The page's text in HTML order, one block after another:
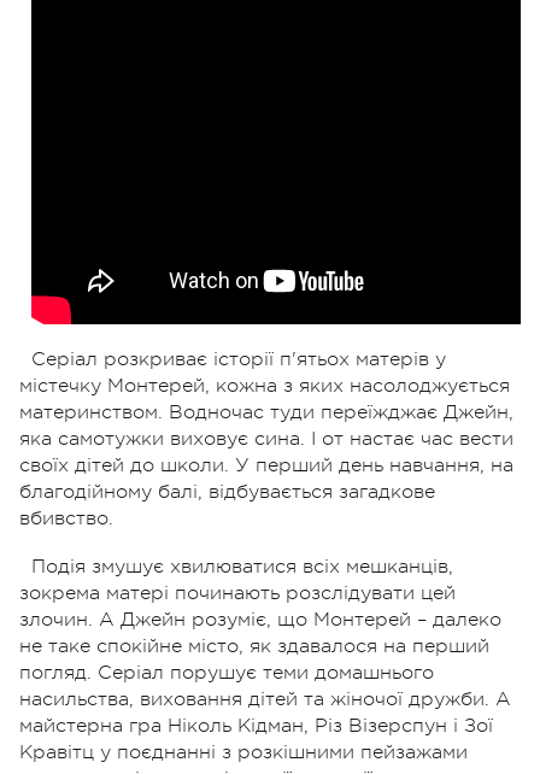
Серіал розкриває історії п'ятьох матерів у
містечку Монтерей, кожна з яких насолоджується
материнством. Водночас туди переїжджає Джейн,
яка самотужки виховує сина. І от настає час вести
своїх дітей до школи. У перший день навчання, на
благодійному балі, відбувається загадкове
вбивство.
Подія змушує хвилюватися всіх мешканців,
зокрема матері починають розслідувати цей
злочин. А Джейн розуміє, що Монтерей – далеко
не таке спокійне місто, як здавалося на перший
погляд. Серіал порушує теми домашнього
насильства, виховання дітей та жіночої дружби. А
майстерна гра Ніколь Кідман, Різ Візерспун і Зої
Кравітц у поєднанні з розкішними пейзажами